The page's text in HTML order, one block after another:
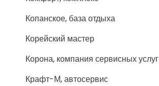
Копанское, база отдыха
Корейский мастер
Корона, компания сервисных услуг
Крафт-М, автосервис